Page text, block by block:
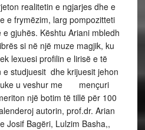
realitetin e ngjarjes dhe e
e frymëzim, larg pompozitteti
gjuhës. Kështu Ariani mbledh
si në një muze magjik, ku
lexuesi profilin e lirisë e të
studjuesit dhe krijuesit jehon
u veshur me mençuri
një botim të tillë për 100
autorin, prof.dr. Arian
Josif Bagëri, Lulzim Basha,,